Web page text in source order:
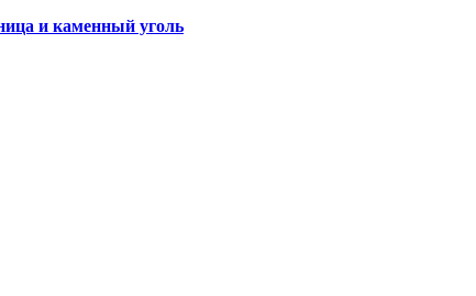
и каменный уголь